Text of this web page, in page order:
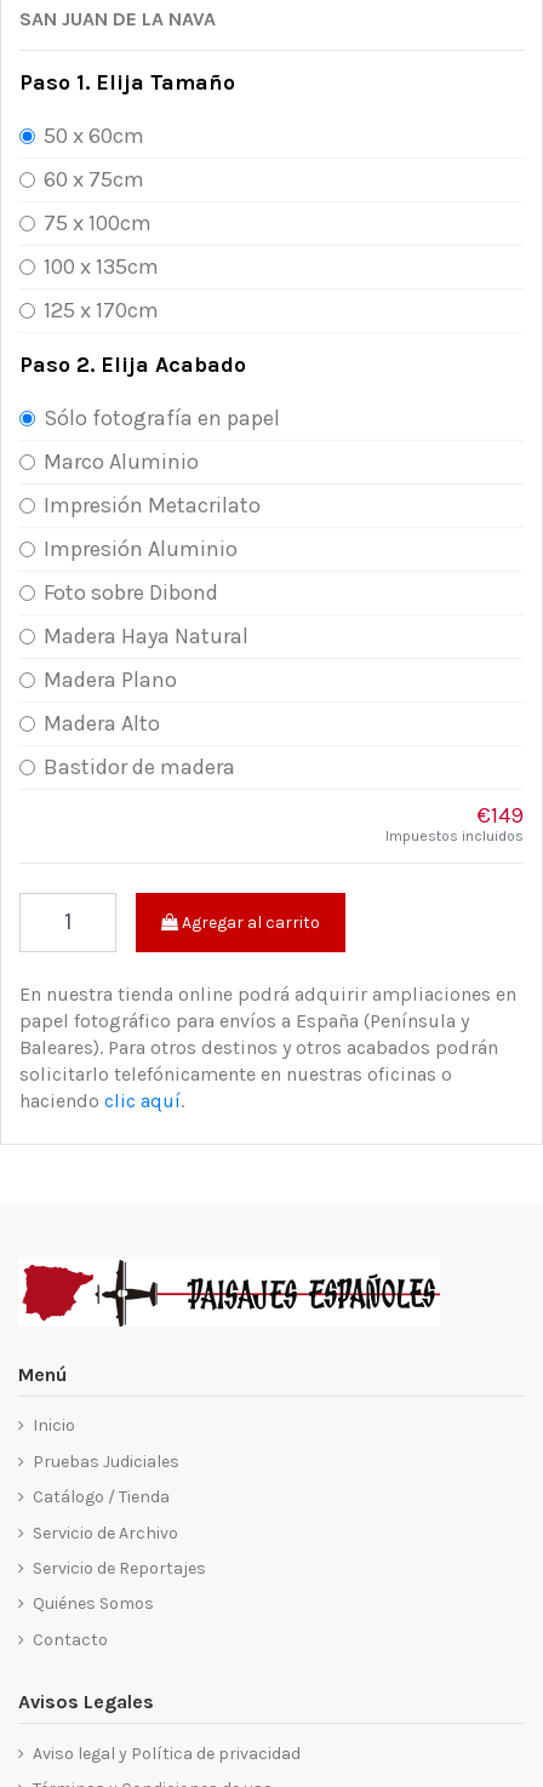
SAN JUAN DE LA NAVA
Paso 1. Elija Tamaño
50 x 60cm
60 x 75cm
75 x 100cm
100 x 135cm
125 x 170cm
Paso 2. Elija Acabado
Sólo fotografía en papel
Marco Aluminio
Impresión Metacrilato
Impresión Aluminio
Foto sobre Dibond
Madera Haya Natural
Madera Plano
Madera Alto
Bastidor de madera
€149
Impuestos incluidos
Agregar al carrito
En nuestra tienda online podrá adquirir ampliaciones en
papel fotográfico para envíos a España (Península y
Baleares). Para otros destinos y otros acabados podrán
solicitarlo telefónicamente en nuestras oficinas o
haciendo clic aquí.
Menú
Inicio
Pruebas Judiciales
Catálogo / Tienda
Servicio de Archivo
Servicio de Reportajes
Quiénes Somos
Contacto
Avisos Legales
Aviso legal y Política de privacidad